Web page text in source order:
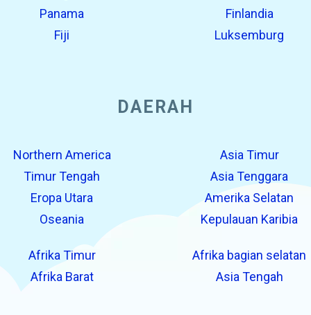
Panama Finlandia
Fiji Luksemburg
DAERAH
Northern America Asia Timur
Timur Tengah Asia Tenggara
Eropa Utara Amerika Selatan
Oseania Kepulauan Karibia
Afrika Timur Afrika bagian selatan
Afrika Barat Asia Tengah